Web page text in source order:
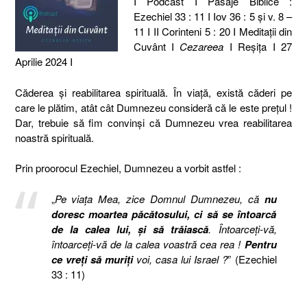
Ezechiel 33 : 11 I Iov 36 : 5 și v. 8 –
11 I II Corinteni 5 : 20 I Meditaţii din
Cuvânt I Cezareea I Reşiţa I 27
Aprilie 2024 I
Căderea și reabilitarea spirituală. În viață, există căderi pe
care le plătim, atât cât Dumnezeu consideră că le este prețul !
Dar, trebuie să fim convinși că Dumnezeu vrea reabilitarea
noastră spirituală.
Prin proorocul Ezechiel, Dumnezeu a vorbit astfel :
„Pe viaţa Mea, zice Domnul Dumnezeu, că nu
doresc moartea păcătosului, ci să se întoarcă
de la calea lui, şi să trăiască. Întoarceţi-vă,
întoarceţi-vă de la calea voastră cea rea ! Pentru
ce vreţi să muriţivoi, casa lui Israel ?” (Ezechiel
33 : 11)